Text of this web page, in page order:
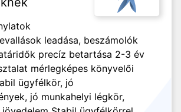
leadása, beszámolók
precíz betartása 2-3 év
mérlegképes könyvelői
ügyfélkör, jó
jó munkahelyi légkör,